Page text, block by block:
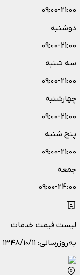
09:00-21:00
دوشنبه
09:00-21:00
سه شنبه
09:00-21:00
چهارشنبه
09:00-21:00
پنج شنبه
09:00-21:00
جمعه
09:00-24:00
لیست قیمت خدمات
به‌روزرسانی: ۱۳۴۸/۱۰/۱۱